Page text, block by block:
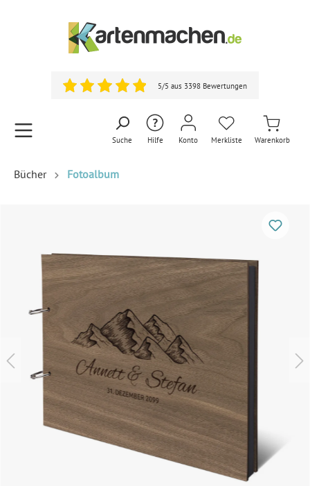
5/5 aus 3398 Bewertungen
Suche Hilfe Konto Merkliste Warenkorb
Bücher Fotoalbum